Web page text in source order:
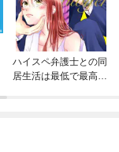
ハイスペ弁護士との同
居生活は最低で最高で